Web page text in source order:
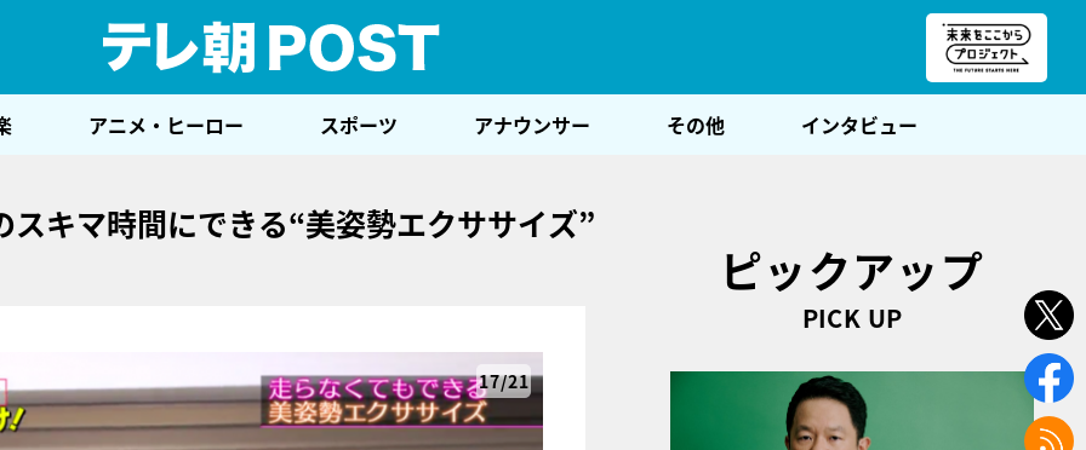
アニメ・ヒーロー スポーツ アナウンサー その他 インタビュー
キマ時間にできる“美姿勢エクササイズ”
17/21
ピックアップ
PICK UP